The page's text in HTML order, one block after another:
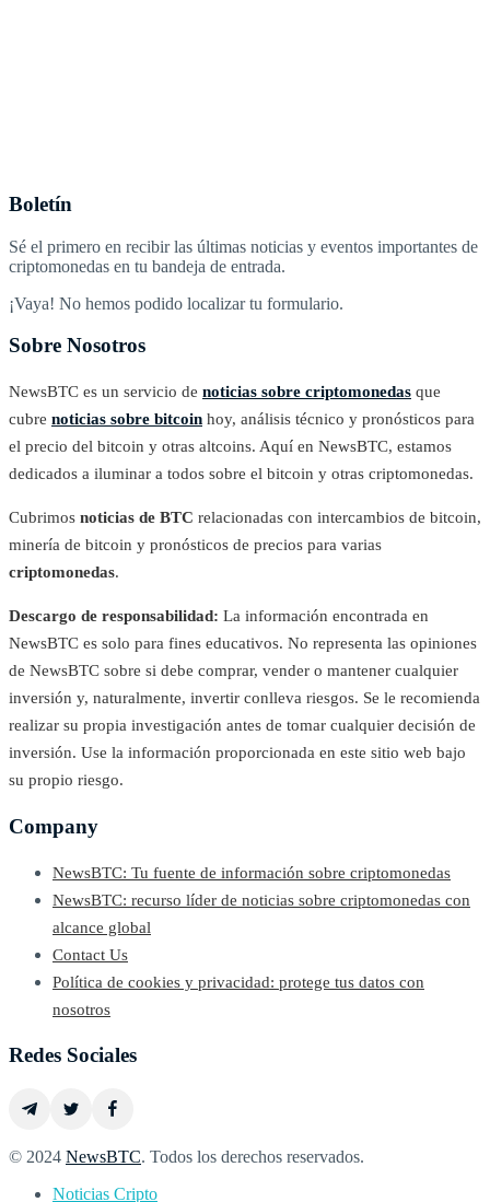
Boletín
Sé el primero en recibir las últimas noticias y eventos importantes de
criptomonedas en tu bandeja de entrada.
¡Vaya! No hemos podido localizar tu formulario.
Sobre Nosotros
NewsBTC es un servicio de noticias sobre criptomonedas que
cubre noticias sobre bitcoin hoy, análisis técnico y pronósticos para
el precio del bitcoin y otras altcoins. Aquí en NewsBTC, estamos
dedicados a iluminar a todos sobre el bitcoin y otras criptomonedas.
Cubrimos noticias de BTC relacionadas con intercambios de bitcoin,
minería de bitcoin y pronósticos de precios para varias
criptomonedas.
Descargo de responsabilidad: La información encontrada en
NewsBTC es solo para fines educativos. No representa las opiniones
de NewsBTC sobre si debe comprar, vender o mantener cualquier
inversión y, naturalmente, invertir conlleva riesgos. Se le recomienda
realizar su propia investigación antes de tomar cualquier decisión de
inversión. Use la información proporcionada en este sitio web bajo
su propio riesgo.
Company
NewsBTC: Tu fuente de información sobre criptomonedas
NewsBTC: recurso líder de noticias sobre criptomonedas con
alcance global
Contact Us
Política de cookies y privacidad: protege tus datos con
nosotros
Redes Sociales
© 2024 NewsBTC. Todos los derechos reservados.
Noticias Cripto